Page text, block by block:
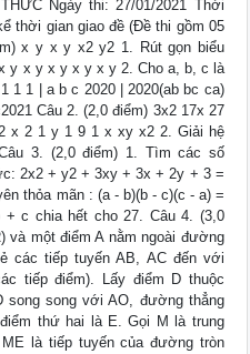
Ngày thi: 27/01/2021 Thời
thời gian giao đề (Đề thi gồm 05
x y x y x2 y2 1. Rút gọn biểu
y x y x y x y x y 2. Cho a, b, c là
1 1 | a b c 2020 | 2020(ab bc ca)
Câu 2. (2,0 điểm) 3x2 17x 27
x 2 1 y 1 9 1 x xy x2 2. Giải hệ
3. (2,0 điểm) 1. Tìm các số
2x2 + y2 + 3xy + 3x + 2y + 3 =
thỏa mãn : (a - b)(b - c)(c - a) =
c chia hết cho 27. Câu 4. (3,0
và một điểm A nằm ngoài đường
các tiếp tuyến AB, AC đến với
tiếp điểm). Lấy điểm D thuộc
song song với AO, đường thẳng
thứ hai là E. Gọi M là trung
là tiếp tuyến của đường tròn